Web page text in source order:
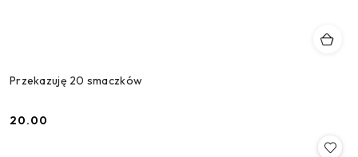
Przekazuję 20 smaczków
Cena:
20.00